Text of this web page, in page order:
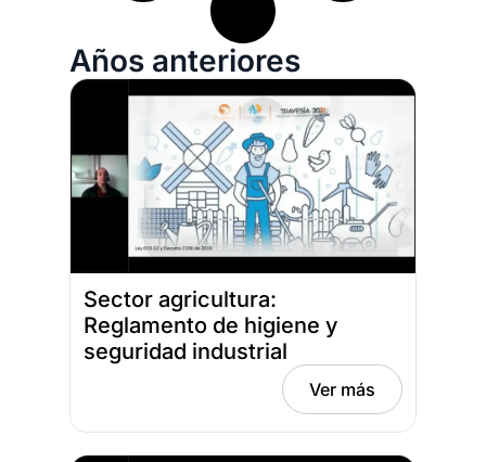
Años anteriores
Sector agricultura:
Reglamento de higiene y
seguridad industrial
Fecha: abril 21, 2021
Ver más